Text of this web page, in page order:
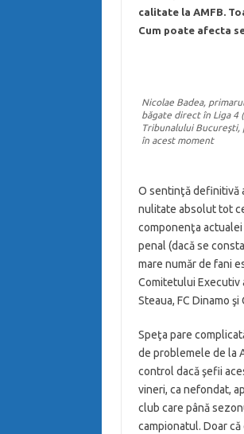
calitate la AMFB.
Cum poate afecta
Nicolae Badea,
băgate direct în Liga 4
Tribunalului Bucureşti,
în acest moment
O sentinţă definitivă
nulitate absolut tot
componenţa
penal (dacă se
mare număr de fani
Comitetului Executiv
Steaua, FC Dinamo şi
Speţa pare
de problemele de la
control dacă şefii
vineri, ca nefondat,
club care până
campionatul. Doar